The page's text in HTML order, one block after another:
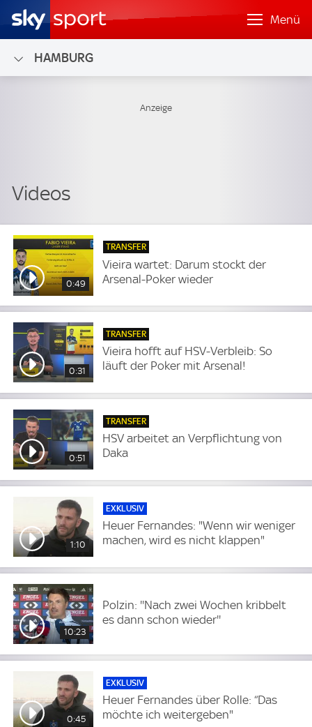
Menü
HAMBURG
0:49
TRANSFER
Vieira wartet: Darum stockt der
Arsenal-Poker wieder
0:31
TRANSFER
Vieira hofft auf HSV-Verbleib: So
läuft der Poker mit Arsenal!
0:51
TRANSFER
HSV arbeitet an Verpflichtung von
Daka
1:10
EXKLUSIV
Heuer Fernandes: "Wenn wir weniger
machen, wird es nicht klappen"
10:23
Polzin: ''Nach zwei Wochen kribbelt
es dann schon wieder''
0:45
EXKLUSIV
Heuer Fernandes über Rolle: “Das
möchte ich weitergeben"